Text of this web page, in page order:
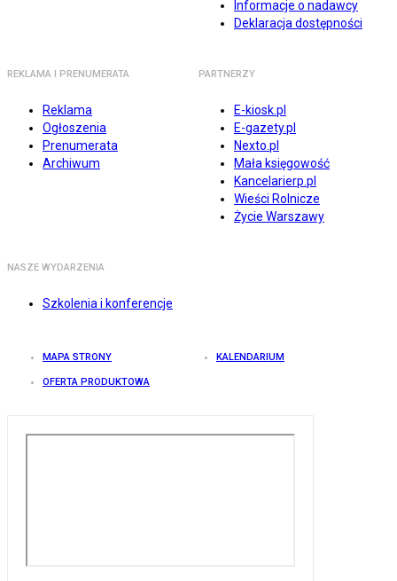
Informacje o nadawcy
Deklaracja dostępności
REKLAMA I PRENUMERATA
Reklama
Ogłoszenia
Prenumerata
Archiwum
PARTNERZY
E-kiosk.pl
E-gazety.pl
Nexto.pl
Mała księgowość
Kancelarierp.pl
Wieści Rolnicze
Życie Warszawy
NASZE WYDARZENIA
Szkolenia i konferencje
MAPA STRONY KALENDARIUM
OFERTA PRODUKTOWA